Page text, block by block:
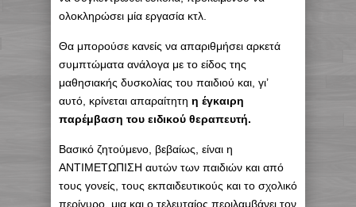
ολοκληρώσει μία εργασία κτλ.
Θα μπορούσε κανείς να απαριθμήσει αρκετά
συμπτώματα ανάλογα με το είδος της
μαθησιακής δυσκολίας του παιδιού και, γι’
αυτό, κρίνεται απαραίτητη η έγκαιρη
παρέμβαση του ειδικού θεραπευτή.
Βασικό ζητούμενο, βεβαίως, είναι η
ΑΝΤΙΜΕΤΩΠΙΣΗ αυτών των παιδιών και από
τους γονείς, τους εκπαιδευτικούς και το σχολικό
περίγυρο, μια και ο τελευταίος περιλαμβάνει τον